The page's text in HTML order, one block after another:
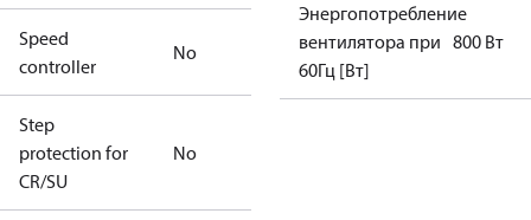
Speed
controller
No
Step
protection for
CR/SU
No
Энергопотребление
вентилятора при
60Гц [Вт]
800 Вт